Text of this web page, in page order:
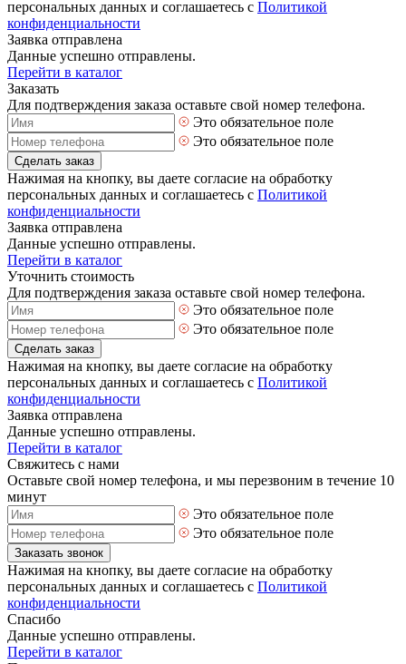
персональных данных и соглашаетесь с Политикой
конфиденциальности
Заявка отправлена
Данные успешно отправлены.
Перейти в каталог
Заказать
Для подтверждения заказа оставьте свой номер телефона.
Это обязательное поле
Это обязательное поле
Сделать заказ
Нажимая на кнопку, вы даете согласие на обработку
персональных данных и соглашаетесь с Политикой
конфиденциальности
Заявка отправлена
Данные успешно отправлены.
Перейти в каталог
Уточнить стоимость
Для подтверждения заказа оставьте свой номер телефона.
Это обязательное поле
Это обязательное поле
Сделать заказ
Нажимая на кнопку, вы даете согласие на обработку
персональных данных и соглашаетесь с Политикой
конфиденциальности
Заявка отправлена
Данные успешно отправлены.
Перейти в каталог
Свяжитесь с нами
Оставьте свой номер телефона, и мы перезвоним в течение 10
минут
Это обязательное поле
Это обязательное поле
Заказать звонок
Нажимая на кнопку, вы даете согласие на обработку
персональных данных и соглашаетесь с Политикой
конфиденциальности
Спасибо
Данные успешно отправлены.
Перейти в каталог